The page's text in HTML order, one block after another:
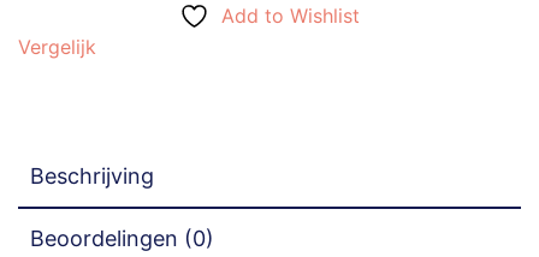
-
Add to Wishlist
Vergelijk
Beschrijving
Beoordelingen (0)